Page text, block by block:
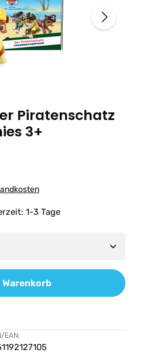
Piratenschatz
3+
1-3 Tage
den gewünschten Wert
Warenkorb
EAN: